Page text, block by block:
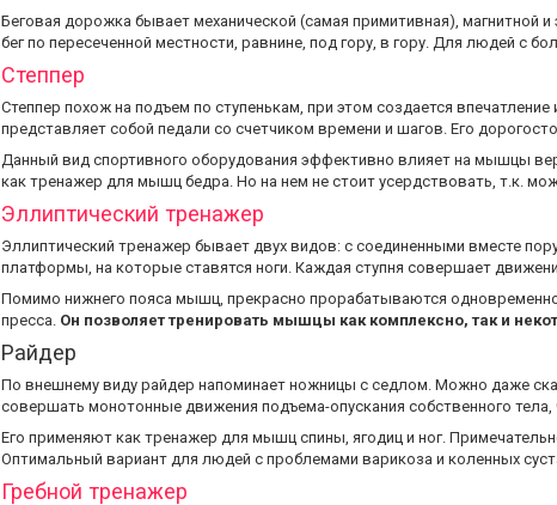
Беговая дорожка бывает механической (самая примитивная),
бег по пересеченной местности, равнине, под гору, в гору. Для людей с
Степпер
Степпер похож на подъем по ступенькам, при этом создается
представляет собой педали со счетчиком времени и шагов. Его
Данный вид спортивного оборудования эффективно влияет на мышцы
как тренажер для мышц бедра. Но на нем не стоит усердствовать, т.к.
Эллиптический тренажер
Эллиптический тренажер бывает двух видов: с соединенными вместе
платформы, на которые ставятся ноги. Каждая ступня совершает
Помимо нижнего пояса мышц, прекрасно прорабатываются
пресса. Он позволяет тренировать мышцы как комплексно, так и
Райдер
По внешнему виду райдер напоминает ножницы с седлом. Можно даже
совершать монотонные движения подъема-опускания собственного тела,
Его применяют как тренажер для мышц спины, ягодиц и ног.
Оптимальный вариант для людей с проблемами варикоза и коленных
Гребной тренажер